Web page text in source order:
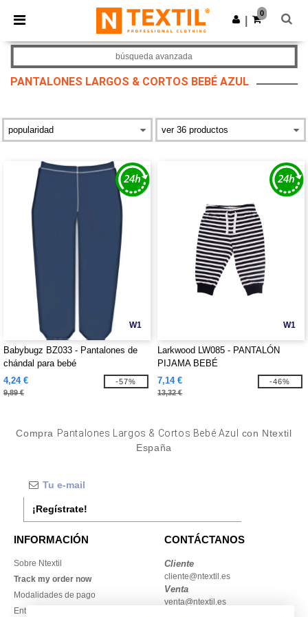
× App de Ntextil
¡Mejores precios en app!
Descargar app
0
PANTALONES LARGOS & CORTOS BEBÉ AZUL
búsqueda avanzada
W1
Babybugz BZ033 - Pantalones de
chándal para bebé
4,24 €
9,89 €
-57%
W1
Larkwood LW085 - PANTALÓN
PIJAMA BEBÉ
7,14 €
13,32 €
-46%
Compra Pantalones Largos & Cortos Bebé Azul
con Ntextil
España
¡Regístrate!
INFORMACIÓN
Sobre Ntextil
Track my order now
Modalidades de pago
Entrega
CONTÁCTANOS
Cliente
cliente@ntextil.es
Venta
venta@ntextil.es